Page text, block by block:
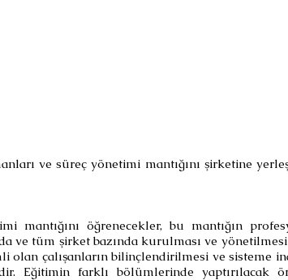
ve süreç yönetimi mantığını şirketine
mantığını öğrenecekler, bu mantığın
ve tüm şirket bazında kurulması ve
çalışanların bilinçlendirilmesi ve sisteme
Eğitimin farklı bölümlerinde yaptırılacak